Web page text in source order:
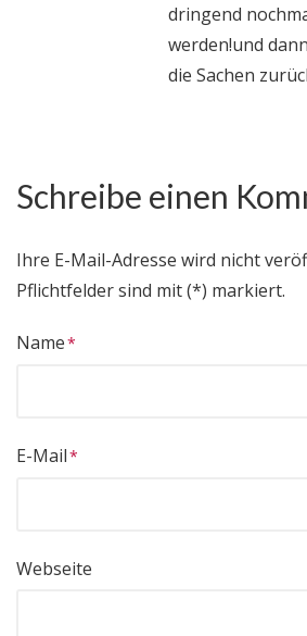
dringend
werden!und
die Sachen
Schreibe einen
Ihre E-Mail-Adresse wird nicht
Pflichtfelder sind mit (*) markiert.
Name
E-Mail
Webseite